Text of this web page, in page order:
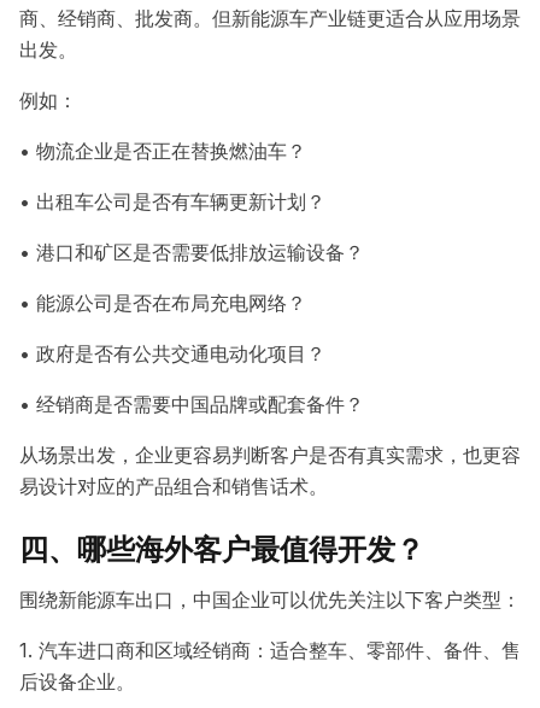
商、经销商、批发商。但新能源车产业链更适合从应用场景
出发。
例如：
• 物流企业是否正在替换燃油车？
• 出租车公司是否有车辆更新计划？
• 港口和矿区是否需要低排放运输设备？
• 能源公司是否在布局充电网络？
• 政府是否有公共交通电动化项目？
• 经销商是否需要中国品牌或配套备件？
从场景出发，企业更容易判断客户是否有真实需求，也更容
易设计对应的产品组合和销售话术。
四、哪些海外客户最值得开发？
围绕新能源车出口，中国企业可以优先关注以下客户类型：
1. 汽车进口商和区域经销商：适合整车、零部件、备件、售
后设备企业。